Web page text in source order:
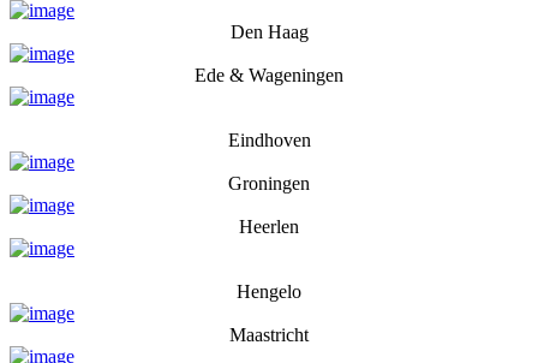
Den Haag
Ede & Wageningen
Eindhoven
Groningen
Heerlen
Hengelo
Maastricht